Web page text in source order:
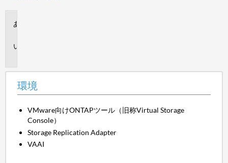
環境
VMware向けONTAPツール（旧称Virtual Storage
Console）
Storage Replication Adapter
VAAI